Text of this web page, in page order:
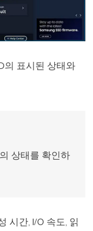
의 표시된 상태와
상태를 확인하
시간, I/O 속도, 읽